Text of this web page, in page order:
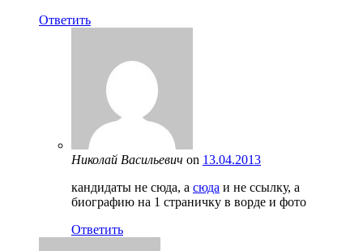
Ответить
Николай Васильевич on 13.04.2013
кандидаты не сюда, а сюда и не ссылку, а
биографию на 1 страничку в ворде и фото
Ответить